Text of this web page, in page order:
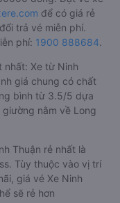
để có giá rẻ
trả vé miễn phí.
phí: 1900 888684.
nhất: Xe từ Ninh
giá chung có chất
bình từ 3.5/5 dựa
nằm về Long
Thuận rẻ nhất là
Tùy thuộc vào vị trí
giá vé Xe Ninh
sẽ rẻ hơn